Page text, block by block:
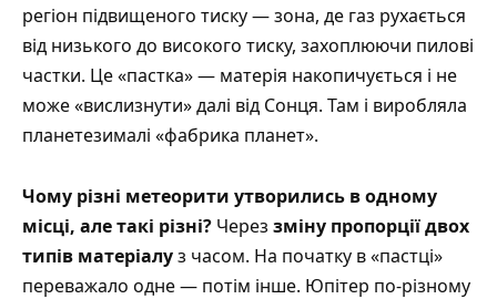
регіон підвищеного тиску — зона, де газ рухається
від низького до високого тиску, захоплюючи пилові
частки. Це «пастка» — матерія накопичується і не
може «вислизнути» далі від Сонця. Там і виробляла
планетезималі «фабрика планет».
Чому різні метеорити утворились в одному
місці, але такі різні? Через зміну пропорції двох
типів матеріалуз часом. На початку в «пастці»
переважало одне — потім інше. Юпітер по-різному